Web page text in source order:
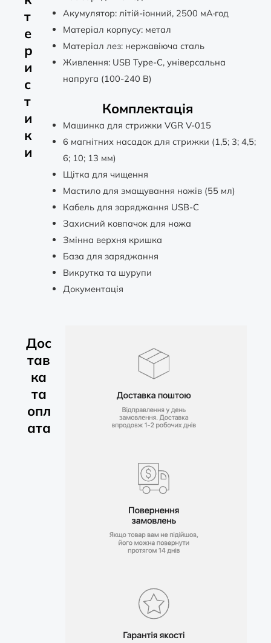
т
е
р
и
с
т
и
к
и
Акумулятор: літій-іонний, 2500 мА·год
Матеріал корпусу: метал
Матеріал лез: нержавіюча сталь
Живлення: USB Type-C, універсальна
напруга (100-240 В)
Комплектація
Машинка для стрижки VGR V-015
6 магнітних насадок для стрижки (1,5; 3; 4,5;
6; 10; 13 мм)
Щітка для чищення
Мастило для змащування ножів (55 мл)
Кабель для заряджання USB-C
Захисний ковпачок для ножа
Змінна верхня кришка
База для заряджання
Викрутка та шурупи
Документація
Дос
тав
ка
та
опл
ата